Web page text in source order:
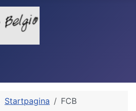
Startpagina FCB